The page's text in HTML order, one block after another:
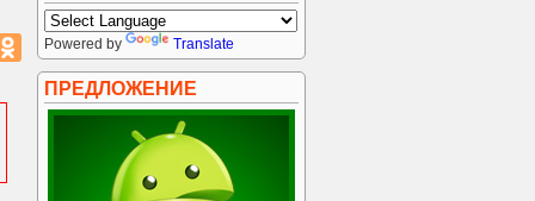
Powered by Translate
ПРЕДЛОЖЕНИЕ